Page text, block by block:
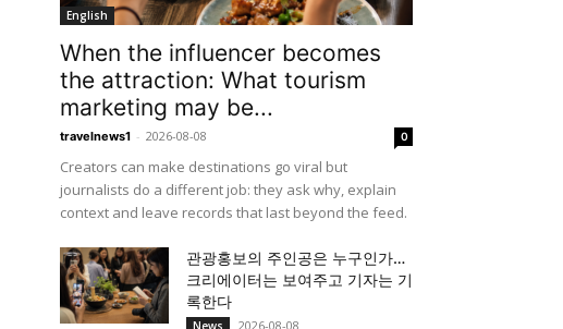
English
When the influencer becomes
the attraction: What tourism
marketing may be...
travelnews1 - 2026-08-08 0
Creators can make destinations go viral but
journalists do a different job: they ask why, explain
context and leave records that last beyond the feed.
관광홍보의 주인공은 누구인가…
크리에이터는 보여주고 기자는 기
록한다
News 2026-08-08